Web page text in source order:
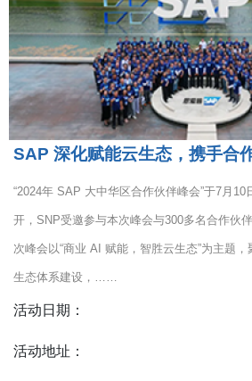
SAP 深化赋能云生态，携手合
“2024年 SAP 大中华区合作伙伴峰会”于7月
开，SNP受邀参与本次峰会与300多名合作伙
次峰会以“商业 AI 赋能，智胜云生态”为主题
生态体系建设，……
活动日期：
活动地址：